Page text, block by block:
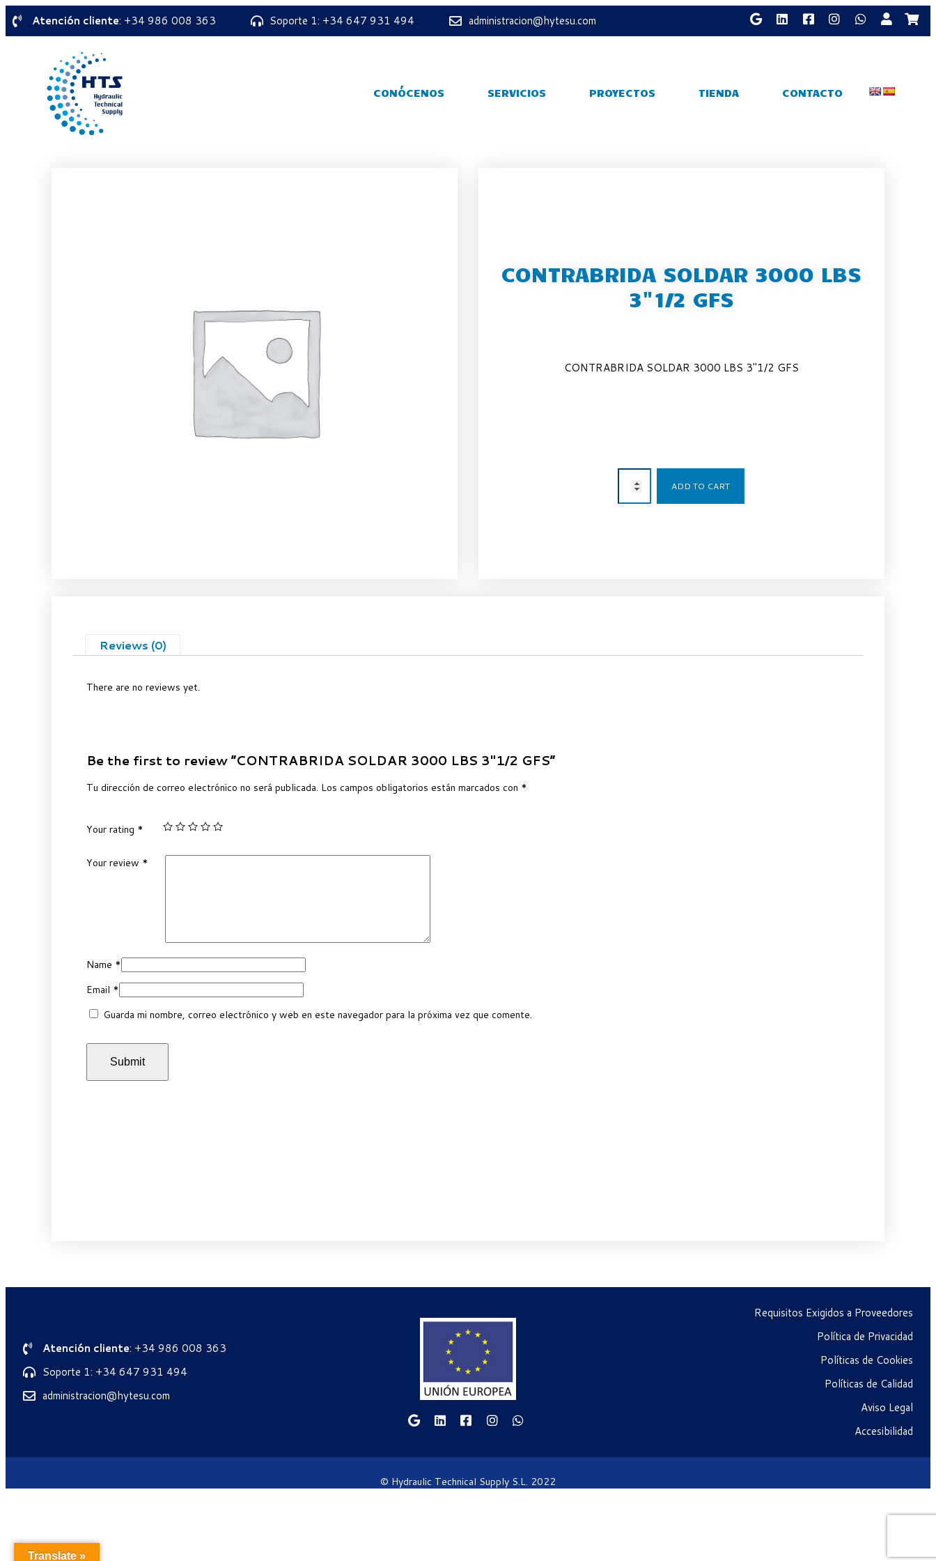
Atención cliente: +34 986 008 363 Soporte 1: +34 647 931 494 administracion@hytesu.com
CONÓCENOS SERVICIOS PROYECTOS TIENDA CONTACTO
CONTRABRIDA SOLDAR 3000 LBS
3"1/2 GFS
CONTRABRIDA SOLDAR 3000 LBS 3″1/2 GFS
ADD TO CART
Reviews (0)
There are no reviews yet.
Be the first to review “CONTRABRIDA SOLDAR 3000 LBS 3″1/2 GFS”
Tu dirección de correo electrónico no será publicada. Los campos obligatorios están marcados con *
Your rating *
Your review *
Name *
Email *
Guarda mi nombre, correo electrónico y web en este navegador para la próxima vez que comente.
Atención cliente: +34 986 008 363
Soporte 1: +34 647 931 494
administracion@hytesu.com
Requisitos Exigidos a Proveedores
Política de Privacidad
Políticas de Cookies
Políticas de Calidad
Aviso Legal
Accesibilidad
© Hydraulic Technical Supply S.L. 2022
Translate »